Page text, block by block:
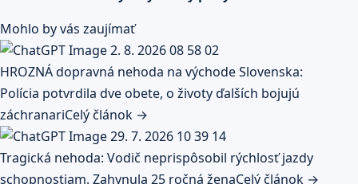
Mohlo by vás zaujímať
HROZNÁ dopravná nehoda na východe Slovenska:
Polícia potvrdila dve obete, o životy ďalších bojujú
záchranariCelý článok →
Tragická nehoda: Vodič neprispôsobil rýchlosť jazdy
schopnostiam. Zahynula 25 ročná ženaCelý článok →